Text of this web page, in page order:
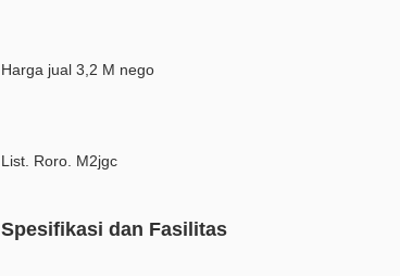
Harga jual 3,2 M nego
List. Roro. M2jgc
Spesifikasi dan Fasilitas